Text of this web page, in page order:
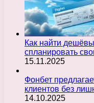
Как найти
спланировать
15.11.2025
Фонбет
клиентов без
14.10.2025